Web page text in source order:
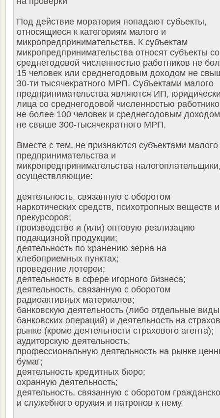
Под действие моратория попадают субъекты,
относящиеся к категориям малого и
микропредпринимательства. К субъектам
микропредпринимательства относят субъекты со
среднегодовой численностью работников не
15 человек или среднегодовым доходом не
30-ти тысячекратного МРП. Субъектами малого
предпринимательства являются ИП,
лица со среднегодовой численностью
не более 100 человек и среднегодовым доходом
не свыше 300-тысячекратного МРП.
Вместе с тем, не признаются субъектами малого
предпринимательства и
микропредпринимательства
осуществляющие:
деятельность, связанную с оборотом
наркотических средств, психотропных веществ и
прекурсоров;
производство и (или) оптовую реализацию
подакцизной продукции;
деятельность по хранению зерна на
хлебоприемных пунктах;
проведение лотереи;
деятельность в сфере игорного бизнеса;
деятельность, связанную с оборотом
радиоактивных материалов;
банковскую деятельность (либо отдельные виды
банковских операций) и деятельность на
рынке (кроме деятельности страхового агента);
аудиторскую деятельность;
профессиональную деятельность на рынке
бумаг;
деятельность кредитных бюро;
охранную деятельность;
деятельность, связанную с оборотом
и служебного оружия и патронов к нему.